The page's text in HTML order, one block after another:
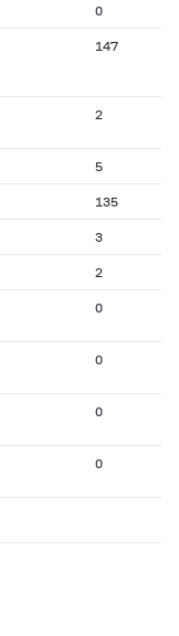
0
147
2
5
135
3
2
0
0
0
0